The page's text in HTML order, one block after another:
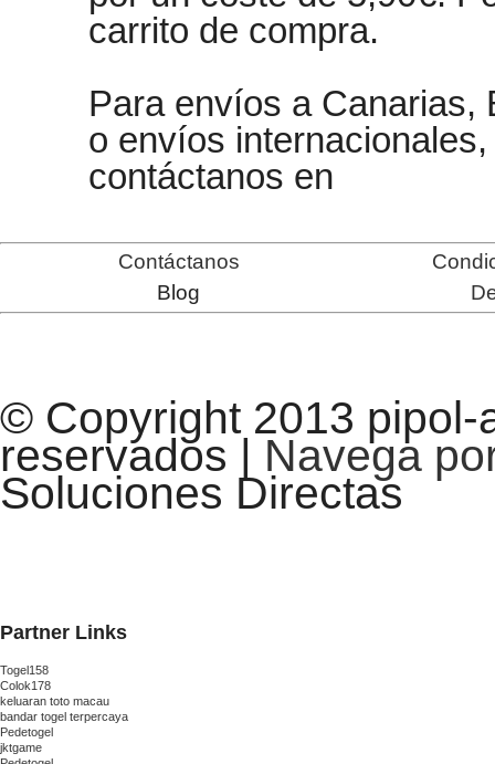
carrito de compra.
Para envíos a Canarias,
o envíos internacionales,
contáctanos en
Contáctanos
Blog
© Copyright 2013 pipol-
reservados | Navega
Soluciones Directas
Partner Links
Togel158
Colok178
keluaran toto macau
bandar togel terpercaya
Pedetogel
jktgame